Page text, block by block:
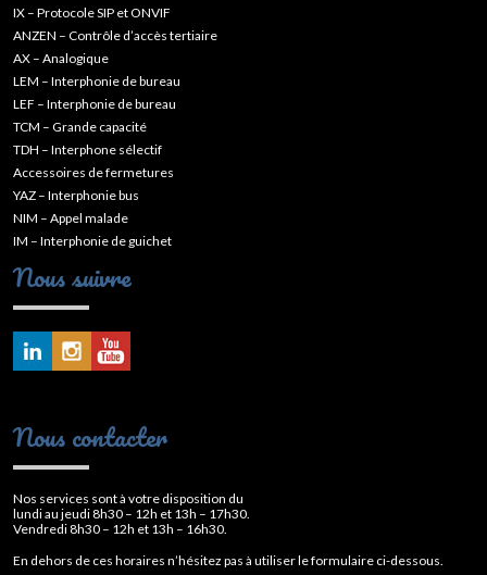
IX – Protocole SIP et ONVIF
ANZEN – Contrôle d’accès tertiaire
AX – Analogique
LEM – Interphonie de bureau
LEF – Interphonie de bureau
TCM – Grande capacité
TDH – Interphone sélectif
Accessoires de fermetures
YAZ – Interphonie bus
NIM – Appel malade
IM – Interphonie de guichet
Nous suivre
Nous contacter
Nos services sont à votre disposition du
lundi au jeudi 8h30 – 12h et 13h – 17h30.
Vendredi 8h30 – 12h et 13h – 16h30.
En dehors de ces horaires n’hésitez pas à utiliser le formulaire ci-dessous.